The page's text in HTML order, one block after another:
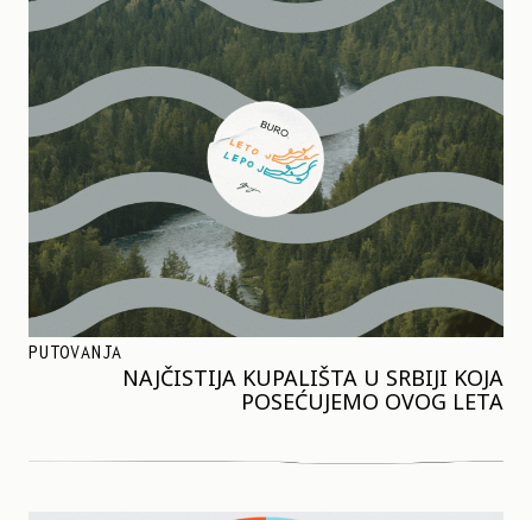
PUTOVANJA
NAJČISTIJA KUPALIŠTA U SRBIJI KOJA
POSEĆUJEMO OVOG LETA